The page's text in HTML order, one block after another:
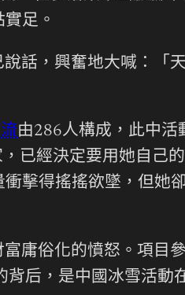
足。
說話，興奮地大喊：「
由286人構成，此中活
已經決定要用她自己
衝擊得搖搖欲墜，但她
庸俗化的憤怒。項目
后，是中國冰雪活動